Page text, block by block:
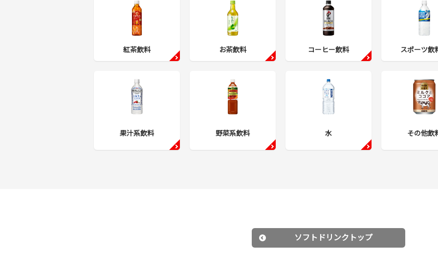
紅茶飲料 お茶飲料 コーヒー飲料 スポーツ飲
果汁系飲料 野菜系飲料 水 その他飲
ソフトドリンクトップ